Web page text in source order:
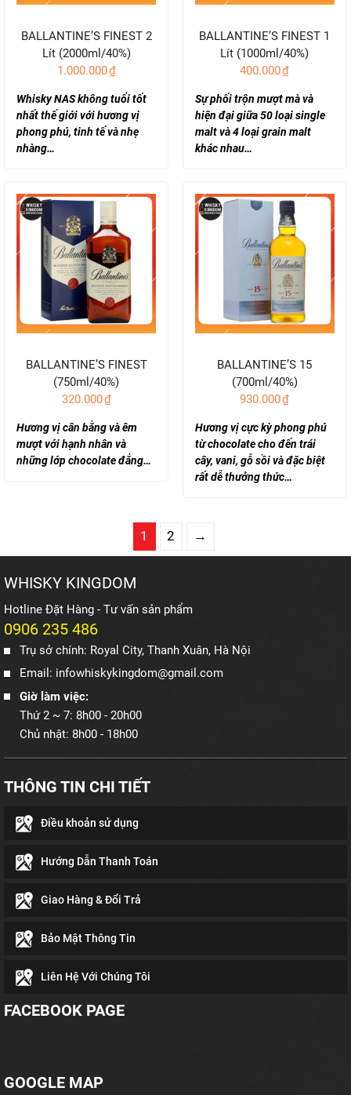
BALLANTINE’S FINEST 2
Lít (2000ml/40%)
1.000.000₫
Whisky NAS không tuổi tốt
nhất thế giới với hương vị
phong phú, tinh tế và nhẹ
nhàng…
BALLANTINE’S FINEST 1
Lít (1000ml/40%)
400.000₫
Sự phối trộn mượt mà và
hiện đại giữa 50 loại single
malt và 4 loại grain malt
khác nhau…
BALLANTINE’S FINEST
(750ml/40%)
320.000₫
Hương vị cân bằng và êm
mượt với hạnh nhân và
những lớp chocolate đắng…
BALLANTINE’S 15
(700ml/40%)
930.000₫
Hương vị cực kỳ phong phú
từ chocolate cho đến trái
cây, vani, gỗ sồi và đặc biệt
rất dễ thưởng thức…
1 2 →
WHISKY KINGDOM
Hotline Đặt Hàng - Tư vấn sản phẩm
0906 235 486
Trụ sở chính: Royal City, Thanh Xuân, Hà Nội
Email: infowhiskykingdom@gmail.com
Giờ làm việc:
Thứ 2 ~ 7: 8h00 - 20h00
Chủ nhật: 8h00 - 18h00
THÔNG TIN CHI TIẾT
Điều khoản sử dụng
Hướng Dẫn Thanh Toán
Giao Hàng & Đổi Trả
Bảo Mật Thông Tin
Liên Hệ Với Chúng Tôi
FACEBOOK PAGE
GOOGLE MAP